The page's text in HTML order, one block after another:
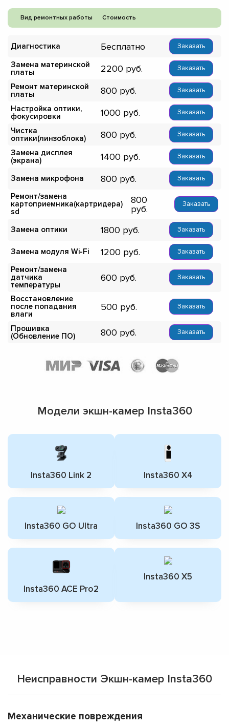
Вид ремонтных работы Стоимость
Диагностика Бесплатно Заказать
Замена материнской
платы
2200 Заказать
Ремонт материнской
платы
800 Заказать
Настройка оптики,
фокусировки
1000 Заказать
Чистка
оптики(линзоблока)
800 Заказать
Замена дисплея
(экрана)
1400 Заказать
Замена микрофона 800 Заказать
Ремонт/замена
картоприемника(картридера)
sd
800 Заказать
Замена оптики 1800 Заказать
Замена модуля Wi-Fi 1200 Заказать
Ремонт/замена
датчика
температуры
600 Заказать
Восстановление
после попадания
влаги
500 Заказать
Прошивка
(Обновление ПО)
800 Заказать
Модели экшн-камер Insta360
Insta360 Link 2 Insta360 X4
Insta360 GO Ultra Insta360 GO 3S
Insta360 ACE Pro2
Insta360 X5
Неисправности Экшн-камер Insta360
Механические повреждения